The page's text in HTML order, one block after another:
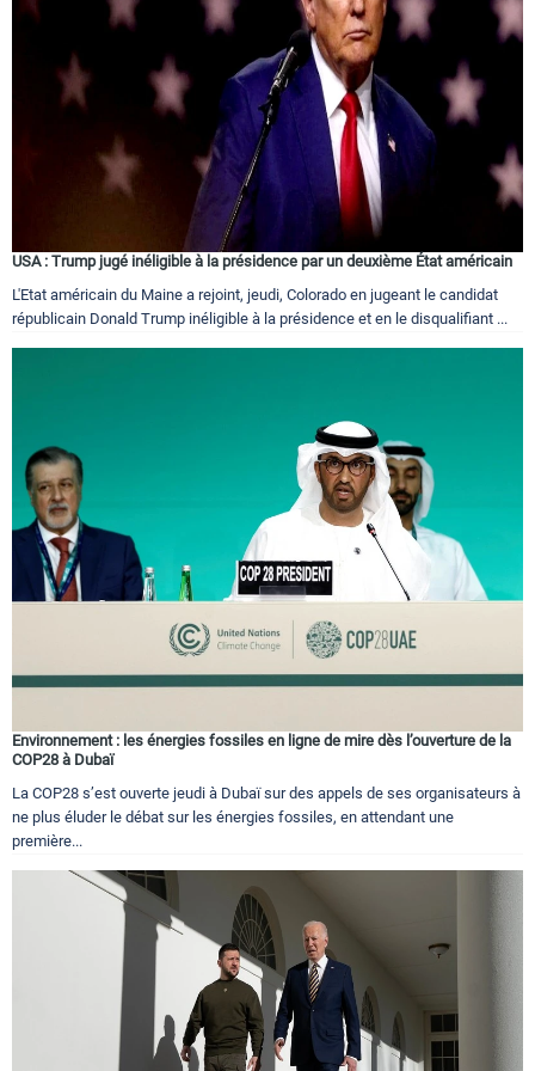
Circuits touristiques
Tourisme
Contact
USA : Trump jugé inéligible à la présidence par un deuxième État américain
L'Etat américain du Maine a rejoint, jeudi, Colorado en jugeant le candidat
républicain Donald Trump inéligible à la présidence et en le disqualifiant ...
Environnement : les énergies fossiles en ligne de mire dès l’ouverture de la
COP28 à Dubaï
La COP28 s’est ouverte jeudi à Dubaï sur des appels de ses organisateurs à
ne plus éluder le débat sur les énergies fossiles, en attendant une
première...